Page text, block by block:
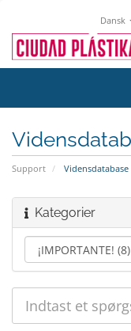
Dansk
Support Vidensdatabase
Kategorier